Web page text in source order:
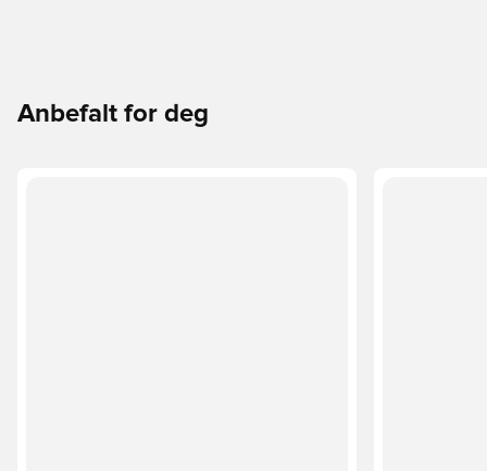
Anbefalt for deg